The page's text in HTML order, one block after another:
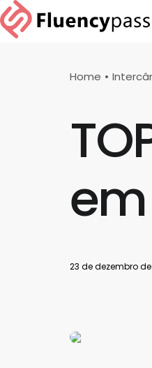
Home
23 de dezembro